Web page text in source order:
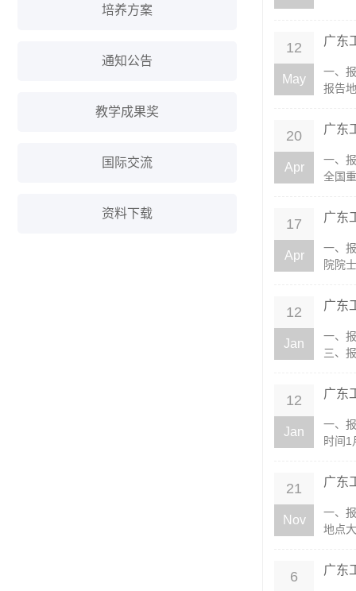
培养方案
通知公告
教学成果奖
国际交流
资料下载
12
May
广东
一、
报告
20
Apr
广东
一、
全国
17
Apr
广东
一、
院院
12
Jan
广东
一、
三、
12
Jan
广东
一、
时间
21
Nov
广东
一、
地点
6 广东